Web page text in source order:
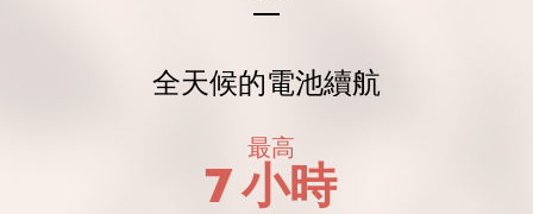
輕按約 2 秒： 拒接來電通話 2；保持來電通話 1
全天候的電池續航
最高
7 小時